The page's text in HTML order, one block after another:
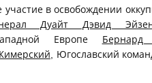
в освобождении
Дуайт Дэвид
Европе
, Югославский